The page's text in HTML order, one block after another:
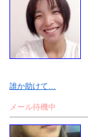
誰か助けて…
メール待機中